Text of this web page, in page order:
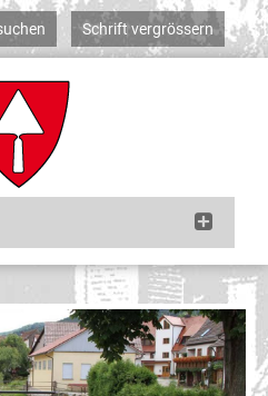
Schrift vergrössern